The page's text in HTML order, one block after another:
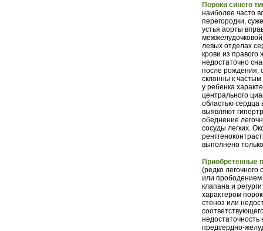
Пороки синего
наиболее часто
перегородки,
устья аорты
левых отделах
крови из правого
недостаточно
после рождения,
склонны к
у ребенка
центрального
областью сердца
выявляют
обеднение
сосуды легких.
выполнено
Приобретенные
(редко
или прободением
клапана и
характером
стеноз или
предсердно-